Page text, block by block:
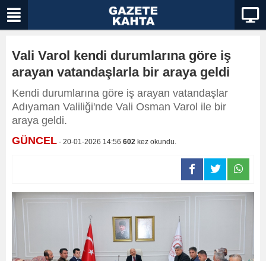
Vali Varol kendi durumlarına göre iş
arayan vatandaşlarla bir araya geldi
Kendi durumlarına göre iş arayan vatandaşlar
Adıyaman Valiliği'nde Vali Osman Varol ile bir
araya geldi.
GÜNCEL - 20-01-2026 14:56 602 kez okundu.